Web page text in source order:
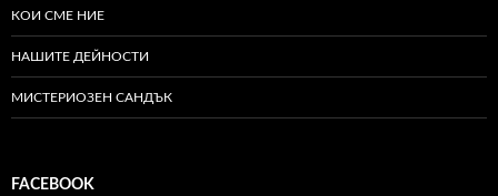
КОИ СМЕ НИЕ
НАШИТЕ ДЕЙНОСТИ
МИСТЕРИОЗЕН САНДЪК
FACEBOOK